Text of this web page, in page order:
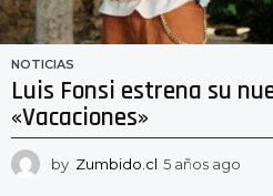
NOTICIAS
Luis Fonsi estrena su
«Vacaciones»
by Zumbido.cl 5 años ago